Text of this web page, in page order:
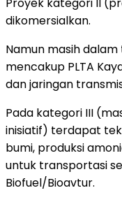
dikomersialkan.
Namun masih
mencakup PLTA
dan jaringan
Pada kategori III
inisiatif) terdapat
bumi, produksi
untuk transportasi
Biofuel/Bioavtur.